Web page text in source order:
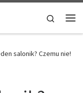
Search
salonik? Czemu nie!